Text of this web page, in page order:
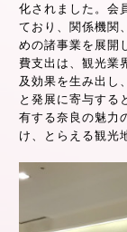
化されました。会
ており、関係機関
めの諸事業を展開
費支出は、観光業
及効果を生み出し
と発展に寄与する
有する奈良の魅力
け、とらえる観光